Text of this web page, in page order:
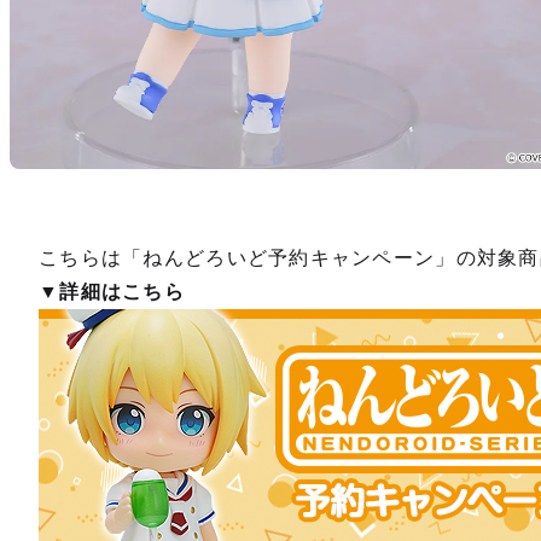
こちらは「ねんどろいど予約キャンペーン」の対象
▼詳細はこちら